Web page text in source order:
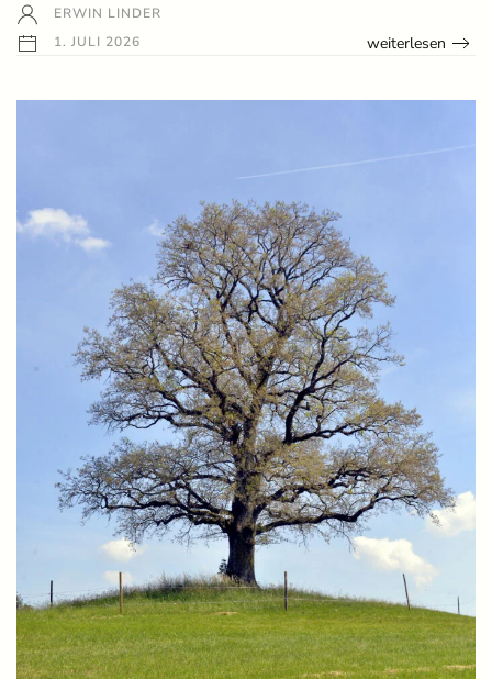
ERWIN LINDER
1. JULI 2026
weiterlesen